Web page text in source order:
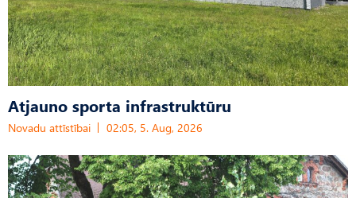
Atjauno sporta infrastruktūru
Novadu attīstībai 02:05, 5. Aug, 2026